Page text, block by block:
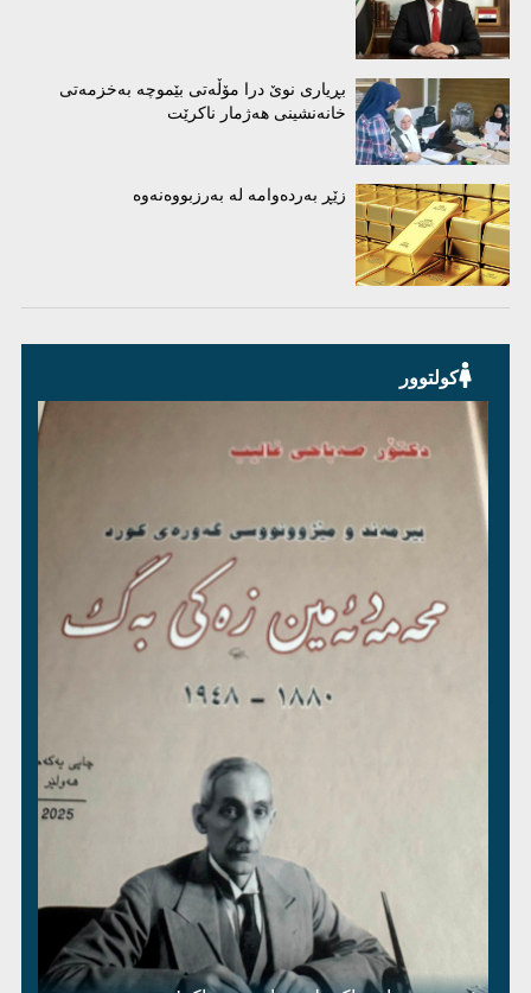
بڕیاری نوێ درا مۆڵەتی بێموچە بەخزمەتی
خانەنشینی هەژمار ناکرێت
زێڕ بەردەوامە لە بەرزبووەنەوە
کولتوور